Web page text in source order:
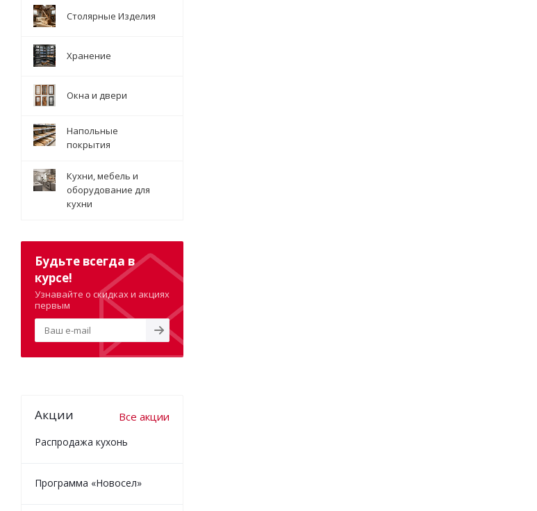
Столярные Изделия
Хранение
Окна и двери
Напольные
покрытия
Кухни, мебель и
оборудование для
кухни
Будьте всегда в
курсе!
Узнавайте о скидках и акциях
первым
Акции Все акции
Распродажа кухонь
Программа «Новосел»